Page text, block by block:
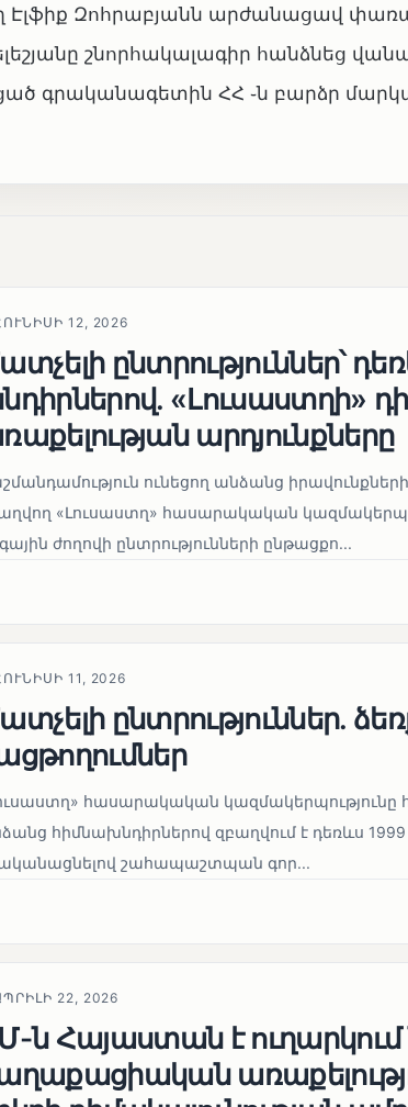
Էլֆիք Զոհրաբյանն արժանացավ
շնորհակալագիր հանձնեց
գրականագետին ՀՀ ֊ն բարձր
12, 2026
ընտրություններ՝
«Լուսաստղի»
արդյունքները
ունեցող անձանց
«Լուսաստղ» հասարակական
ժողովի ընտրությունների ընթացքո...
11, 2026
ընտրություններ.
հասարակական կազմակերպությունը
հիմնախնդիրներով զբաղվում է դեռևս
շահապաշտպան գոր...
22, 2026
ն Հայաստան է ուղարկում